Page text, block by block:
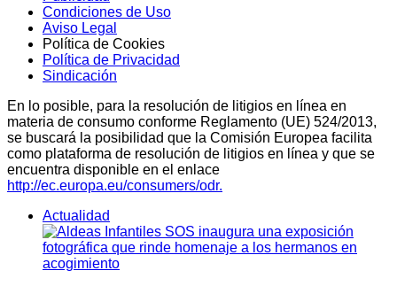
Condiciones de Uso
Aviso Legal
Política de Cookies
Política de Privacidad
Sindicación
En lo posible, para la resolución de litigios en línea en
materia de consumo conforme Reglamento (UE) 524/2013,
se buscará la posibilidad que la Comisión Europea facilita
como plataforma de resolución de litigios en línea y que se
encuentra disponible en el enlace
http://ec.europa.eu/consumers/odr.
Actualidad